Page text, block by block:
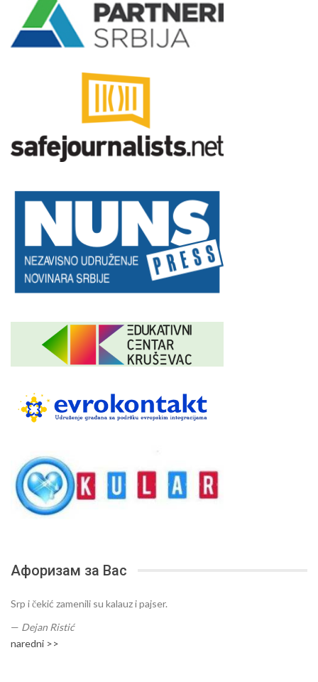
Афоризам за Вас
Srp i čekić zamenili su kalauz i pajser.
— Dejan Ristić
naredni >>